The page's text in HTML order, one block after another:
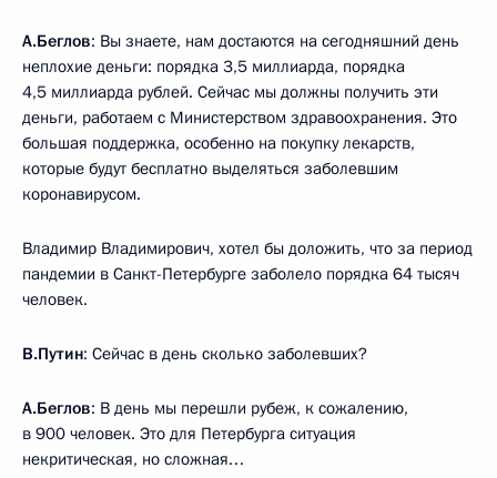
А.Беглов: Вы знаете, нам достаются на сегодняшний день
неплохие деньги: порядка 3,5 миллиарда, порядка
4,5 миллиарда рублей. Сейчас мы должны получить эти
деньги, работаем с Министерством здравоохранения. Это
большая поддержка, особенно на покупку лекарств,
которые будут бесплатно выделяться заболевшим
коронавирусом.
Владимир Владимирович, хотел бы доложить, что за период
пандемии в Санкт-Петербурге заболело порядка 64 тысяч
человек.
В.Путин: Сейчас в день сколько заболевших?
А.Беглов: В день мы перешли рубеж, к сожалению,
в 900 человек. Это для Петербурга ситуация
некритическая, но сложная…